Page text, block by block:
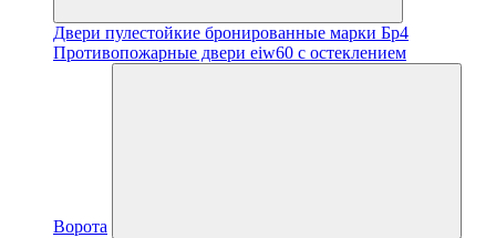
Двери пулестойкие бронированные марки Бр4
Противопожарные двери eiw60 с остеклением
Ворота